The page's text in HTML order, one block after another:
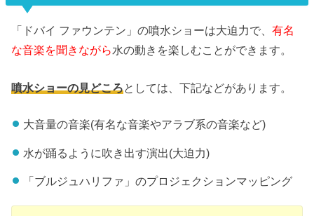
「ドバイ ファウンテン」の噴水ショーは大迫力で、有名
な音楽を聞きながら水の動きを楽しむことができます。
噴水ショーの見どころとしては、下記などがあります。
大音量の音楽(有名な音楽やアラブ系の音楽など)
水が踊るように吹き出す演出(大迫力)
「ブルジュハリファ」のプロジェクションマッピング